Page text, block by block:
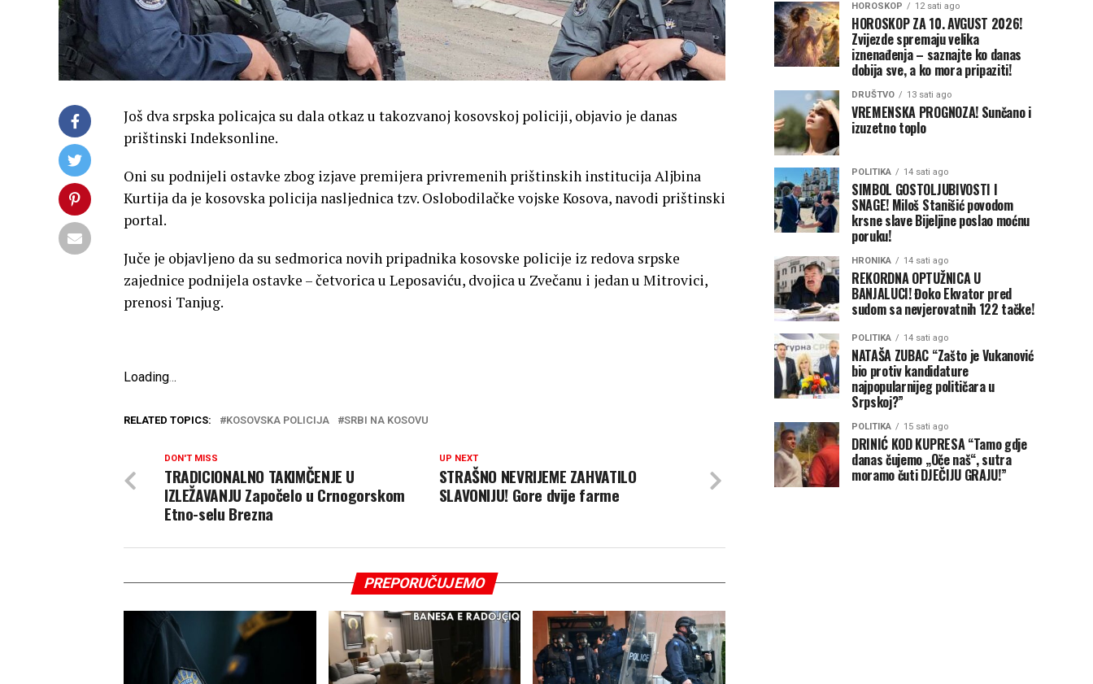
Još dva srpska policajca su dala otkaz u takozvanoj kosovskoj policiji, objavio je danas
prištinski Indeksonline.
Oni su podnijeli ostavke zbog izjave premijera privremenih prištinskih institucija Aljbina
Kurtija da je kosovska policija nasljednica tzv. Oslobodilačke vojske Kosova, navodi prištinski
portal.
Juče je objavljeno da su sedmorica novih pripadnika kosovske policije iz redova srpske
zajednice podnijela ostavke – četvorica u Leposaviću, dvojica u Zvečanu i jedan u Mitrovici,
prenosi Tanjug.
Loading ..
RELATED TOPICS: KOSOVSKA POLICIJA SRBI NA KOSOVU
UP NEXT
STRAŠNO NEVRIJEME ZAHVATILO
SLAVONIJU! Gore dvije farme
DON'T MISS
TRADICIONALNO TAKIMČENJE U
IZLEŽAVANJU Započelo u Crnogorskom
Etno-selu Brezna
PREPORUČUJEMO
HOROSKOP 12 sati ago
HOROSKOP ZA 10. AVGUST 2026!
Zvijezde spremaju velika
iznenađenja – saznajte ko danas
dobija sve, a ko mora pripaziti!
DRUŠTVO 13 sati ago
VREMENSKA PROGNOZA! Sunčano i
izuzetno toplo
POLITIKA 14 sati ago
SIMBOL GOSTOLJUBIVOSTI I
SNAGE! Miloš Stanišić povodom
krsne slave Bijeljine poslao moćnu
poruku!
HRONIKA 14 sati ago
REKORDNA OPTUŽNICA U
BANJALUCI! Đoko Ekvator pred
sudom sa nevjerovatnih 122 tačke!
POLITIKA 14 sati ago
NATAŠA ZUBAC “Zašto je Vukanović
bio protiv kandidature
najpopularnijeg političara u
Srpskoj?”
POLITIKA 15 sati ago
DRINIĆ KOD KUPRESA “Tamo gdje
danas čujemo „Oče naš“, sutra
moramo čuti DJEČIJU GRAJU!”